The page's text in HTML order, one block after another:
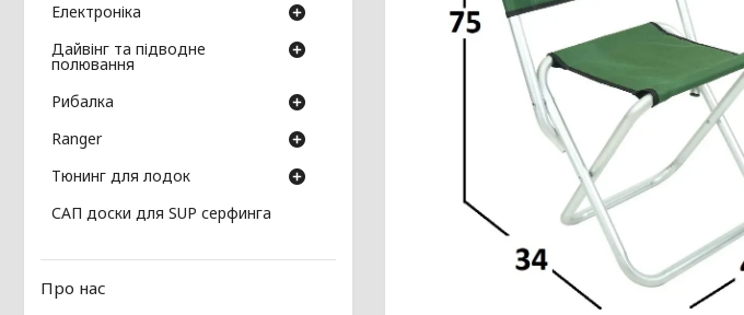
Електроніка
Дайвінг та підводне
полювання
Рибалка
Ranger
Тюнинг для лодок
САП доски для SUP серфинга
Про нас